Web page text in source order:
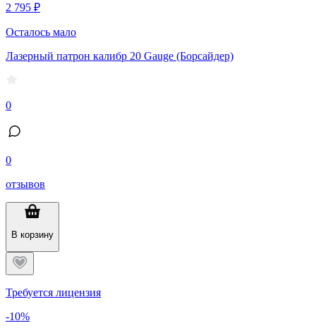
2 795 ₽
Осталось мало
Лазерный патрон калибр 20 Gauge (Борсайдер)
0
0
отзывов
В корзину
Требуется лицензия
-10%